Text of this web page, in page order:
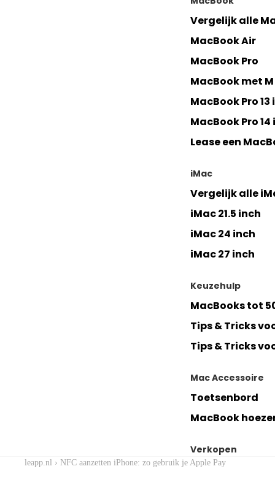
Vergelijk alle
MacBook Air
MacBook Pro
MacBook met
MacBook Pro 13
MacBook Pro 14
Lease een
iMac
Vergelijk alle
iMac 21.5 inch
iMac 24 inch
iMac 27 inch
Keuzehulp
MacBooks tot
Tips & Tricks
Tips & Tricks
Mac Accessoire
Toetsenbord
MacBook
Verkopen
Verkoop jouw
leapp.nl › NFC aanzetten iPhone: zo gebruik je Apple Pay